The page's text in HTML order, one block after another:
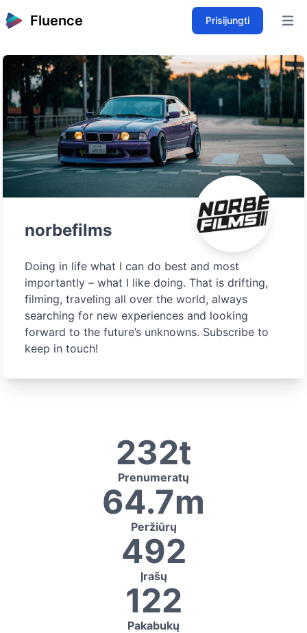
Fluence Prisijungti
norbefilms
Doing in life what I can do best and most
importantly – what I like doing. That is drifting,
filming, traveling all over the world, always
searching for new experiences and looking
forward to the future’s unknowns. Subscribe to
keep in touch!
232t
Prenumeratų
64.7m
Peržiūrų
492
Įrašų
122
Pakabukų